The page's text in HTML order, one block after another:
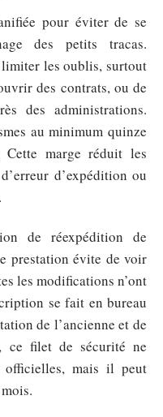
pour éviter de se
des petits tracas.
limiter les oublis, surtout
des contrats, ou de
des administrations.
au minimum quinze
Cette marge réduit les
d’expédition ou
de réexpédition de
prestation évite de voir
les modifications n’ont
se fait en bureau
de l’ancienne et de
ce filet de sécurité ne
officielles, mais il peut